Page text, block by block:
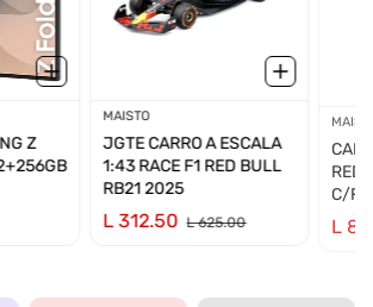
Z
Proveedor:
MAISTO
JGTE CARRO A ESCALA
1:43 RACE F1 RED BULL
RB21 2025
L 312.50 L 625.00
RED
C/
L